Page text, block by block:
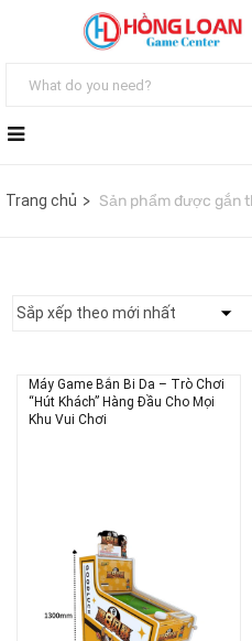
Trang chủ Sản phẩm được gắn
Máy Game Bắn Bi Da – Trò Chơi
“Hút Khách” Hàng Đầu Cho Mọi
Khu Vui Chơi